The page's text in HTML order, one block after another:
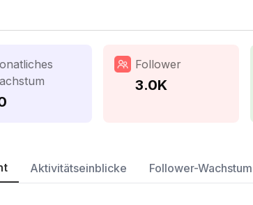
Follower
3.0K
Aktivitätseinblicke Follower-Wachstum